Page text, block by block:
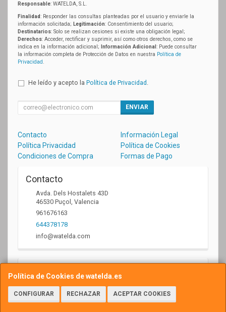
Política de Cookies de watelda.es
CONFIGURAR RECHAZAR ACEPTAR COOKIES
Responsable: WATELDA, S.L.
Finalidad: Responder las consultas planteadas por el usuario y enviarle la
información solicitada; Legitimación: Consentimiento del usuario;
Destinatarios: Solo se realizan cesiones si existe una obligación legal;
Derechos: Acceder, rectificar y suprimir, así como otros derechos, como se
indica en la información adicional;
Información Adicional : Puede consultar
la información completa de Protección de Datos en nuestra Política de
Privacidad
He leído y acepto la Política de Privacidad
ENVIAR
Contacto
Información Legal
Política Privacidad
Política de Cookies
Condiciones de Compra
Formas de Pago
Contacto
Avda. Dels Hostalets 43D
46530 Puçol
Valencia
961676163
644378178
info@watelda.com